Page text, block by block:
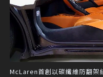
McLaren首創以碳纖維防翻架